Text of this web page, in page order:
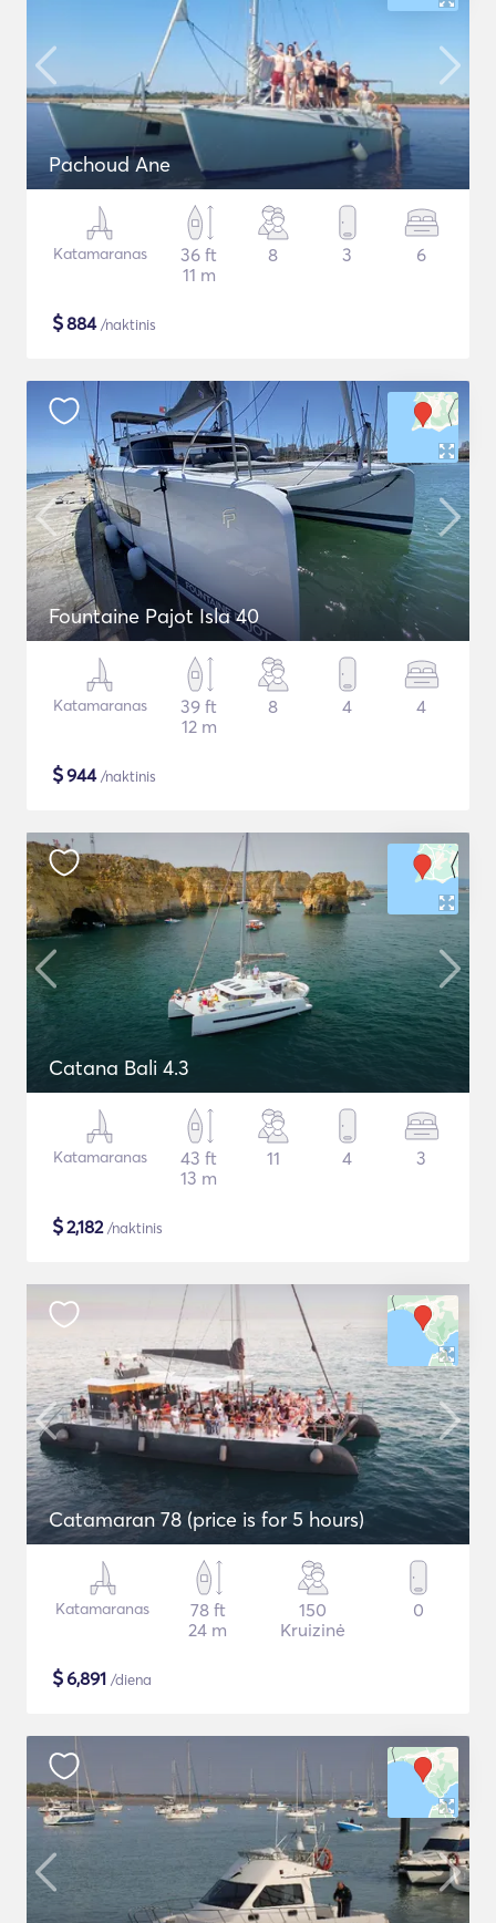
Pachoud Ane
Katamaranas
36 ft
11 m
8 3 6
$884/naktinis
Fountaine Pajot Isla 40
Katamaranas
39 ft
12 m
8 4 4
$944/naktinis
Catana Bali 4.3
Katamaranas
43 ft
13 m
11 4 3
$2,182/naktinis
Catamaran 78 (price is for 5 hours)
Katamaranas
78 ft
24 m
150
Kruizinė
0
$6,891 /diena